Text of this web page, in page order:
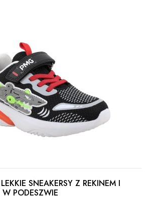
SNEAKERSY Z REKINEM I
PODESZWIE